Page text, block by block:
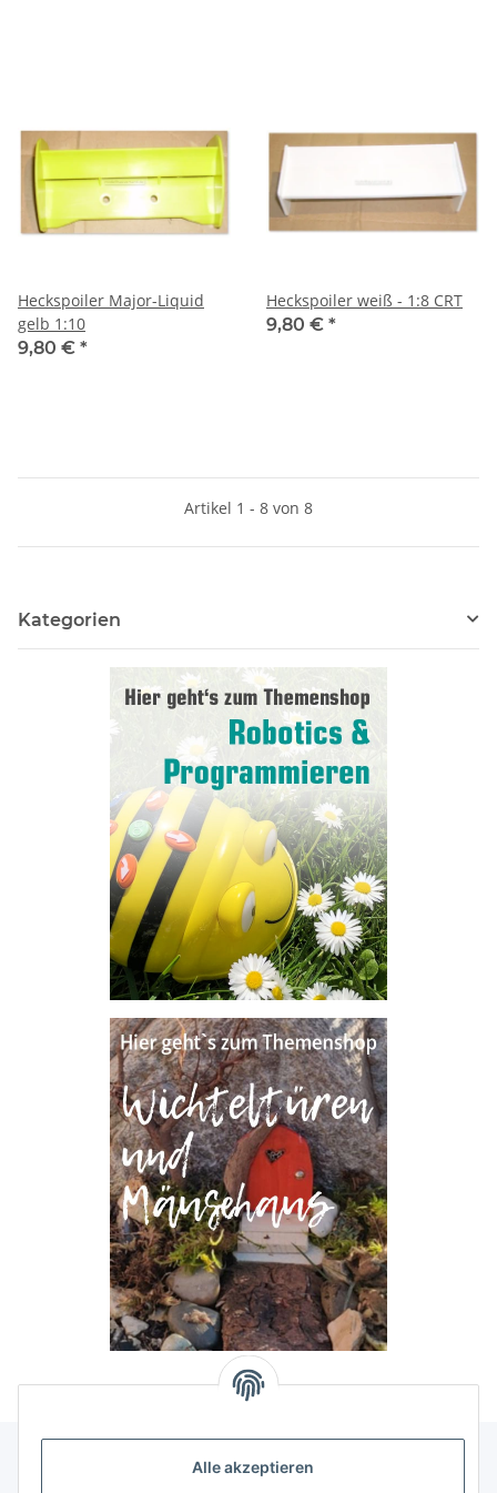
Alle akzeptieren
Heckspoiler Major-Liquid
gelb 1:10
9,80 € *
Heckspoiler weiß - 1:8 CRT
9,80 € *
Artikel 1 - 8 von 8
Kategorien